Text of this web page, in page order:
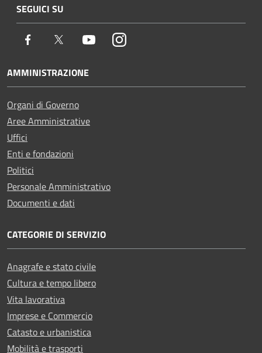
SEGUICI SU
Facebook Twitter YoutubeInstagram
AMMINISTRAZIONE
Organi di Governo
Aree Amministrative
Uffici
Enti e fondazioni
Politici
Personale Amministrativo
Documenti e dati
CATEGORIE DI SERVIZIO
Anagrafe e stato civile
Cultura e tempo libero
Vita lavorativa
Imprese e Commercio
Catasto e urbanistica
Mobilità e trasporti